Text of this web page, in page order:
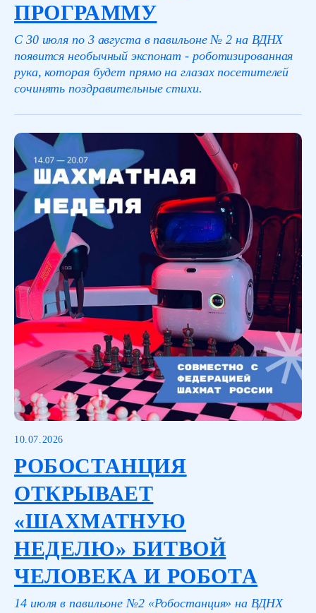
ПРОГРАММУ
С 30 июля по 3 августа в павильоне № 2 на ВДНХ
появится необычный экспонат - роботизированная
рука, которая будет прямо на глазах посетителей
сочинять поздравительные стихи.
10.07.2026
РОБОСТАНЦИЯ
ОТКРЫВАЕТ
«ШАХМАТНУЮ
НЕДЕЛЮ» БИТВОЙ
ЧЕЛОВЕКА И РОБОТА
14 июля в павильоне №2 «Робостанция» на ВДНХ